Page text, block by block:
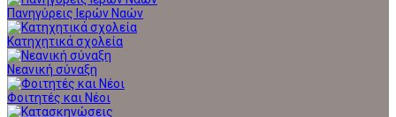
Πανηγύρεις Ιερών Ναών
Κατηχητικά σχολεία
Νεανική σύναξη
Φοιτητές και Νέοι